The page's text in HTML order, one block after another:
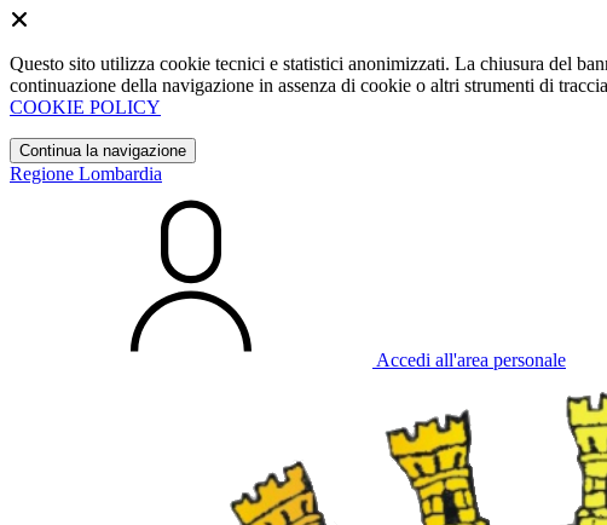
Questo sito utilizza cookie tecnici e statistici anonimizzati. La chiusura del
continuazione della navigazione in assenza di cookie o altri strumenti di
COOKIE POLICY
Continua la navigazione
Regione Lombardia
Accedi all'area personale